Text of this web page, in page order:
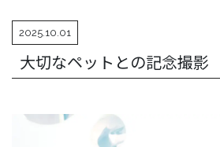
2025.10.01
大切なペットとの記念撮影